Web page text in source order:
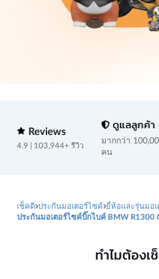
Reviews
4.9 | 103,944+ รีวิว
ดูแลลูกค้า
มากกว่า
คน
เช็คดิ ประกันมอเตอร์ไซค์ ยี่ห้อและรุ่นมอ
ประกันมอเตอร์ไซค์บิ๊กไบค์ BMW R1300
ทำไมต้องเ